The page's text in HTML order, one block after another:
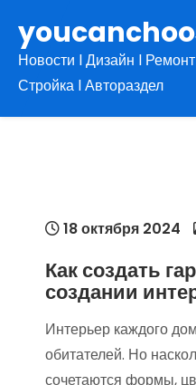
содержимому
Новости l Дизайн l
Стройка l Автораздел
18 октября 2024
Как создать
создании
Интерьер каждого
обитателей. Но
сочетаются формы,